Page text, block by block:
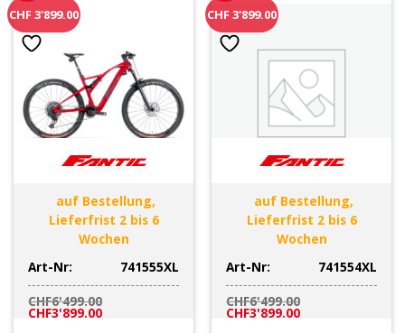
CHF 3'899.00
auf Bestellung,
Lieferfrist 2 bis 6
Wochen
Art-Nr:
741555XL
CHF6'499.00
Ursprünglicher
CHF3'899.00Aktueller
CHF 3'899.00
auf Bestellung,
Lieferfrist 2 bis 6
Wochen
Art-Nr:
741554XL
CHF6'499.00
Ursprünglicher
CHF3'899.00Aktueller